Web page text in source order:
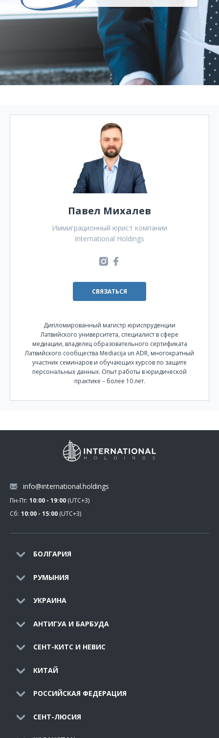
Павел Михалев
Иммиграционный юрист компании
International Holdings
СВЯЗАТЬСЯ
Дипломированный магистр юриспруденции
Латвийского университета, специалист в сфере
медиации, владелец образовательного сертификата
Латвийского сообщества Mediacija un ADR, многократный
участник семинаров и обучающих курсов по защите
персональных данных. Опыт работы в юридической
практике – более 10 лет.
БОЛГАРИЯ
РУМЫНИЯ
УКРАИНА
АНТИГУА И БАРБУДА
СЕНТ-КИТС И НЕВИС
КИТАЙ
РОССИЙСКАЯ ФЕДЕРАЦИЯ
СЕНТ-ЛЮСИЯ
info@international.holdings
Пн-Пт: 10:00 - 19:00 (UTC+3)
Сб: 10:00 - 15:00 (UTC+3)